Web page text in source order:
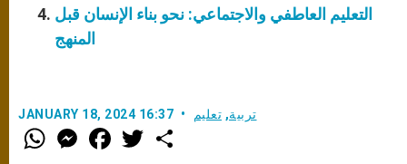
التعليم العاطفي والاجتماعي: نحو بناء الإنسان قبل
المنهج
JANUARY 18, 2024 16:37 تربية, تعليم
W
h
M
e
F
a w